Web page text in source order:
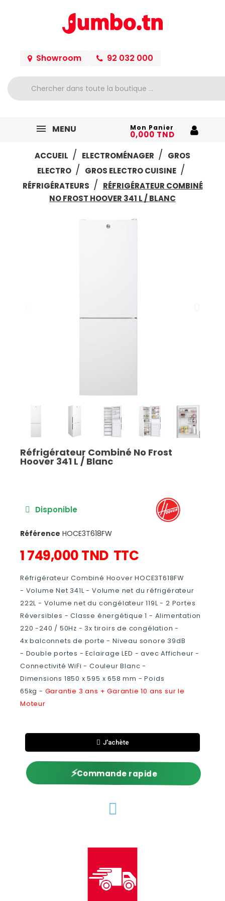
Showroom 92 032 000
MENU Mon Panier
0,000 TND
ACCUEIL
ELECTROMÉNAGER
GROS
ELECTRO
GROS ELECTRO CUISINE
RÉFRIGÉRATEURS
RÉFRIGÉRATEUR COMBINÉ
NO FROST HOOVER 341 L / BLANC
Réfrigérateur Combiné No Frost
Hoover 341 L / Blanc
Disponible
Référence HOCE3T618FW
1 749,000 TND TTC
Réfrigérateur Combiné Hoover HOCE3T618FW
- Volume Net 341L - Volume net du réfrigérateur
222L - Volume net du congélateur 119L - 2 Portes
Réversibles - Classe énergétique 1 - Alimentation
220 -240 / 50Hz - 3x tiroirs de congélation -
4x balconnets de porte - Niveau sonore 39dB
- Double portes - Eclairage LED - avec Afficheur -
Connectivité WiFi - Couleur Blanc -
Dimensions 1850 x 595 x 658 mm - Poids
65kg - Garantie 3 ans + Garantie 10 ans sur le
Moteur
J'achète
⚡Commande rapide